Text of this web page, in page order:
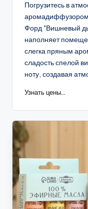
Погрузитесь в
аромадиффузором
Форд "Вишневый
наполняет
слегка пряным
сладость спелой
ноту, создавая
Узнать цены...